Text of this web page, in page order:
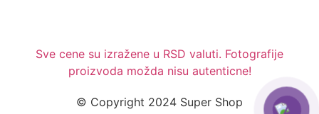
Sve cene su izražene u RSD valuti. Fotografije
proizvoda možda nisu autenticne!
© Copyright 2024 Super Shop